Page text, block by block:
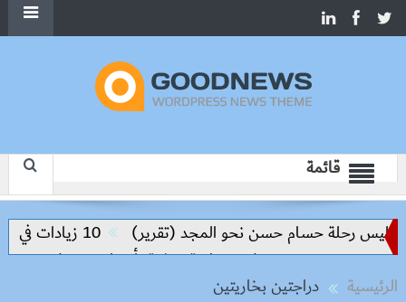
قائمة
رحلة حسام حسن نحو المجد (تقرير)
10 زيادات في 10 سنوات.. هل حان الوقت لرفع دعم البنزين نهائيا؟
حملات بيطرية مكثفة بأسوان تضبط 86 كجم لحوم غير صالحة وتتصدى للغش الغذائي
الرئيسية
دراجتين بخاريتين